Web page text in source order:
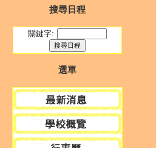
搜尋日程
關鍵字:
選單